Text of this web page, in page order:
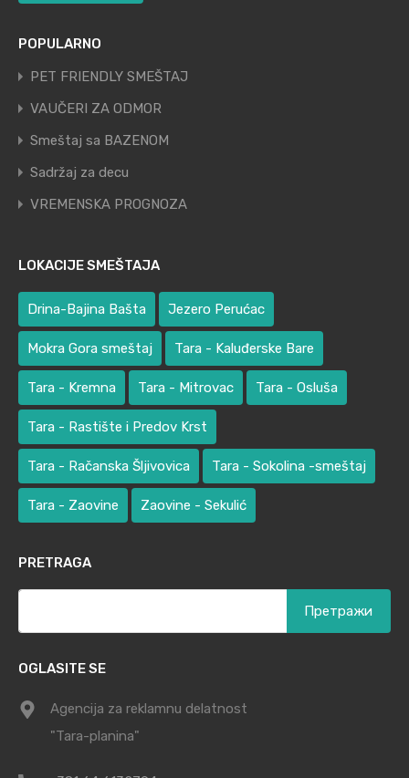
POPULARNO
PET FRIENDLY SMEŠTAJ
VAUČERI ZA ODMOR
Smeštaj sa BAZENOM
Sadržaj za decu
VREMENSKA PROGNOZA
LOKACIJE SMEŠTAJA
Drina-Bajina Bašta Jezero Perućac
Mokra Gora smeštaj Tara - Kaluđerske Bare
Tara - Kremna Tara - Mitrovac Tara - Osluša
Tara - Rastište i Predov Krst
Tara - Račanska Šljivovica Tara - Sokolina -smeštaj
Tara - Zaovine Zaovine - Sekulić
PRETRAGA
OGLASITE SE
Agencija za reklamnu delatnost
"Tara-planina"